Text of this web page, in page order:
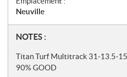
t
i
o
n
s
Neuville
N
o
t
NOTES :
Titan Turf Multitrack 31-13.5-
90% GOOD